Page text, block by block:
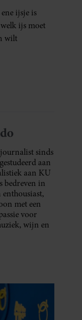
ijsje is
ijs moet
wilt
journalist sinds
aan
aan KU
bedreven in
enthousiast,
met een
voor
wijn en